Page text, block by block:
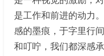
是工作和前进的动力
感的墨痕，于字里行
和叮咛，我们都深感